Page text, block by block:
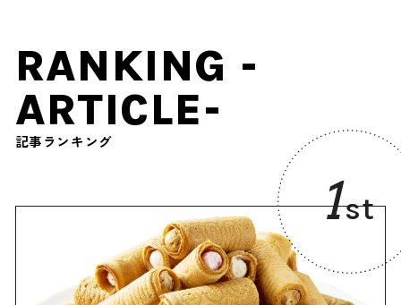
RANKING -
ARTICLE-
記事ランキング
1st